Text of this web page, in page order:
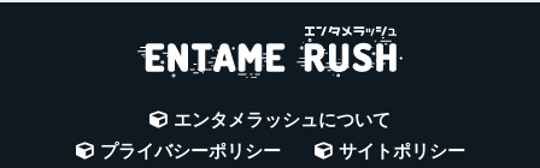
エンタメラッシュについて
プライバシーポリシー
サイトポリシー